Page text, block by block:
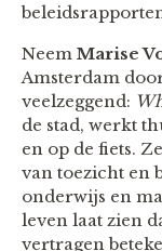
Neem Marise
Amsterdam
veelzeggend:
de stad, werkt
en op de fiets.
van toezicht en
onderwijs en
leven laat zien
vertragen